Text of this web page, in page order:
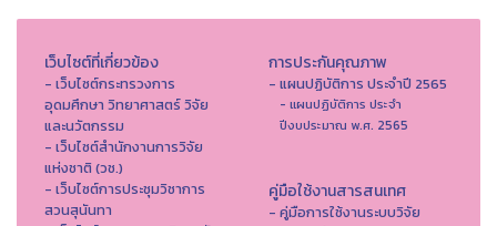
เว็บไซต์ที่เกี่ยวข้อง
- เว็บไซต์กระทรวงการ
อุดมศึกษา วิทยาศาสตร์ วิจัย
และนวัตกรรม
- เว็บไซต์สำนักงานการวิจัย
แห่งชาติ (วช.)
- เว็บไซต์การประชุมวิชาการ
สวนสุนันทา
การประกันคุณภาพ
- แผนปฏิบัติการ ประจำปี 2565
- แผนปฏิบัติการ ประจำ
ปีงบประมาณ พ.ศ. 2565
คู่มือใช้งานสารสนเทศ
- คู่มือการใช้งานระบบวิจัย